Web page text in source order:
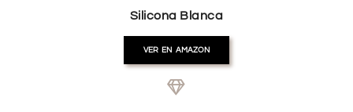
Silicona Blanca
VER EN AMAZON